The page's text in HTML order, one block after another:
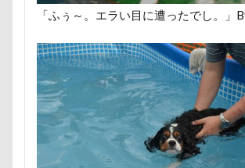
「ふぅ～。エラい目に遭ったでし。」
ペンション・ブランシェ草津
ペンシ
ペニーレイン
ペディ(PEDI)
ペ
ペット名刺
ペット同伴可飲食店
ペットボトル
ペットプロフ
ペ
ボケ
ボタンちゃん
ペットステージ（Petstages）
マウ